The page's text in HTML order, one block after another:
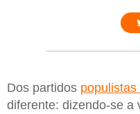
Dos partidos
diferente: dizendo-se a